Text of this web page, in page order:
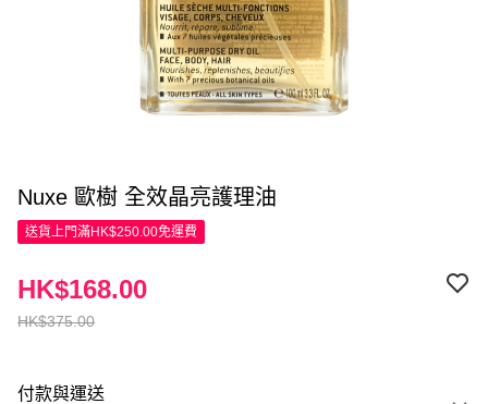
Nuxe 歐樹 全效晶亮護理油
送貨上門滿HK$250.00免運費
HK$375.00
HK$168.00
付款與運送